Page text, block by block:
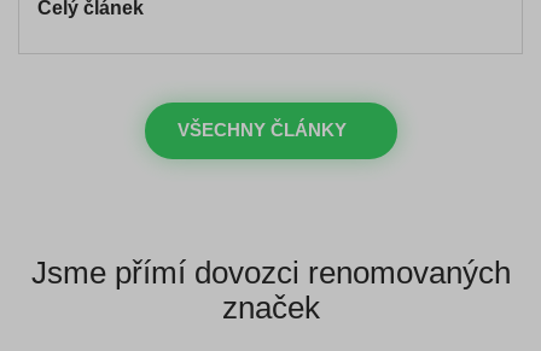
Celý článek
VŠECHNY ČLÁNKY
Jsme přímí dovozci renomovaných
značek